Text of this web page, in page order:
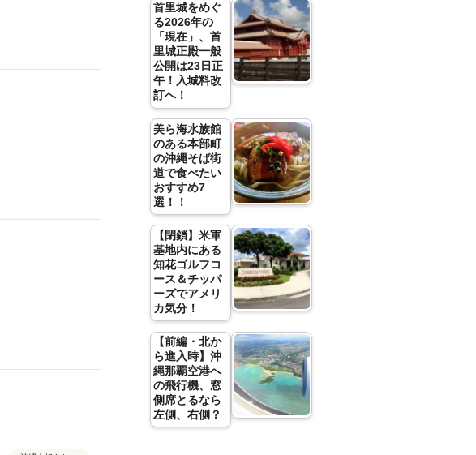
首里城をめぐ
る2026年の
「現在」、首
里城正殿一般
公開は23日正
午！入城料改
訂へ！
美ら海水族館
のある本部町
の沖縄そば街
道で食べたい
おすすめ7
選！！
【閉鎖】米軍
基地内にある
知花ゴルフコ
ース＆チッパ
ーズでアメリ
カ気分！
【前編・北か
ら進入時】沖
縄那覇空港へ
の飛行機、窓
側席とるなら
左側、右側？